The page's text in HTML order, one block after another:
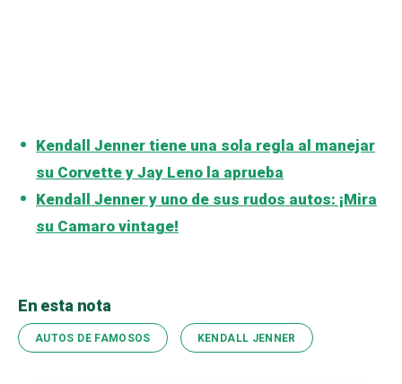
Kendall Jenner tiene una sola regla al manejar
su Corvette y Jay Leno la aprueba
Kendall Jenner y uno de sus rudos autos: ¡Mira
su Camaro vintage!
En esta nota
AUTOS DE FAMOSOS KENDALL JENNER